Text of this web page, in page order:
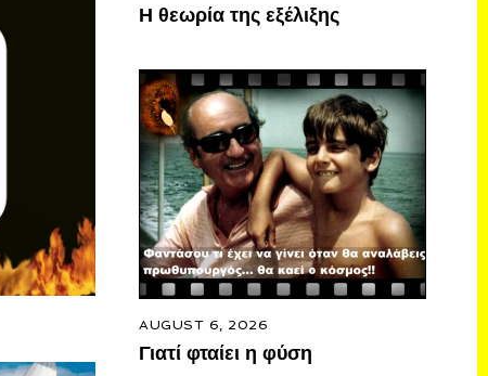
Η θεωρία της εξέλιξης
AUGUST 6, 2026
Γιατί φταίει η φύση